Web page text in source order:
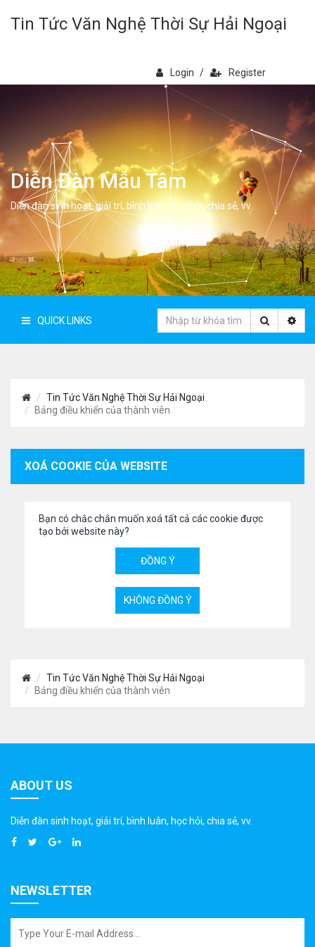
Tin Tức Văn Nghệ Thời Sự Hải Ngoại
Login / Register
Diễn Đàn Mẫu Tâm
Diễn đàn sinh hoạt, giải trí, bình luân, học hỏi, chia sẻ, vv.
QUICK LINKS
Tin Tức Văn Nghệ Thời Sự Hải Ngoại
Bảng điều khiển của thành viên
XOÁ COOKIE CỦA WEBSITE
Bạn có chắc chắn muốn xoá tất cả các cookie được
tạo bởi website này?
Tin Tức Văn Nghệ Thời Sự Hải Ngoại
Bảng điều khiển của thành viên
ABOUT US
Diễn đàn sinh hoạt, giải trí, bình luân, học hỏi, chia sẻ, vv.
NEWSLETTER